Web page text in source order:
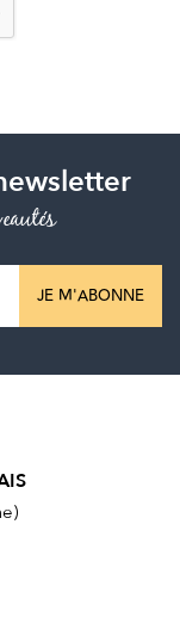
JE M'ABONNE